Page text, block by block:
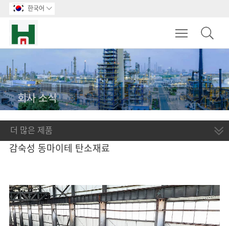
한국어 
Toggle
회사 소식
더 많은 제품
감숙성 동마이테 탄소재료